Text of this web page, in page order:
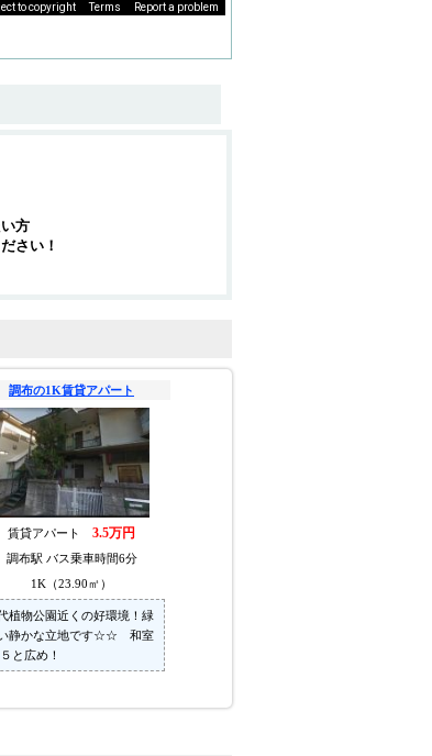
to copyright Terms Report a problem
方
さい！
調布の1K賃貸アパート
賃貸アパート 3.5万円
調布駅 バス乗車時間6分
1K（23.90㎡）
植物公園近くの好環境！緑
静かな立地です☆☆ 和室
と広め！